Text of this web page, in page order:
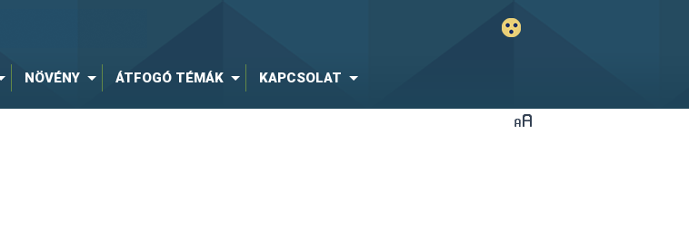
NÖVÉNY ÁTFOGÓ TÉMÁK KAPCSOLAT